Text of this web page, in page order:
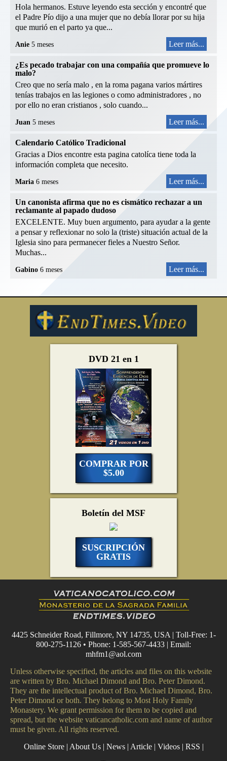
Hola hermanos. Estuve leyendo esta sección y encontré que
el Padre Pío dijo a una mujer que no debía llorar por su hija
que murió en el parto ya que...
Anie 5 meses Leer más...
¿Es pecado trabajar con una compañía que promueve lo
malo?
Creo que no sería malo , en la roma pagana varios mártires
tenías trabajos en las legiones o como administradores , no
por ello no eran cristianos , solo cuando...
Juan 5 meses Leer más...
Calendario Católico Tradicional
Gracias a Dios encontre esta pagina catolíca tiene toda la
información completa que necesito.
Maria 6 meses Leer más...
Un canonista afirma que no es cismático rechazar a un
reclamante al papado dudoso
EXCELENTE. Muy buen argumento, para ayudar a la gente
a pensar y reflexionar no solo la (triste) situación actual de la
Iglesia sino para permanecer fieles a Nuestro Señor.
Muchas...
Gabino 6 meses Leer más...
DVD 21 en 1
COMPRAR POR
$5.00
Boletín del MSF
SUSCRIPCIÓN
GRATIS
4425 Schneider Road, Fillmore, NY 14735, USA | Toll-Free: 1-
800-275-1126 • Phone: 1-585-567-4433 | Email:
mhfm1@aol.com
Unless otherwise specified, the articles and files on this website
are written by Bro. Michael Dimond and Bro. Peter Dimond.
They are the intellectual product of Bro. Michael Dimond, Bro.
Peter Dimond or both. They belong to Most Holy Family
Monastery. We grant permission for them to be copied and
spread, but the website vaticancatholic.com and name of author
must be given. All rights reserved.
Online Store| About Us| News| Article| Videos| RSS |